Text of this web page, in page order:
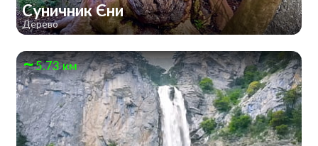
Суничник Єни
Дерево
5.73 км